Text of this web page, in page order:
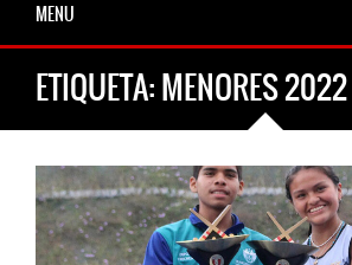
MENU
ETIQUETA:MENORES 2022